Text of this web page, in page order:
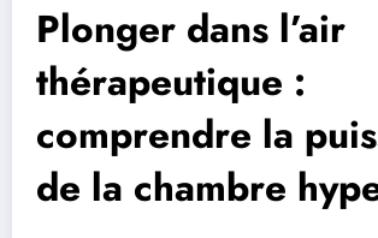
Plonger dans l’air
thérapeutique :
comprendre la
de la chambre